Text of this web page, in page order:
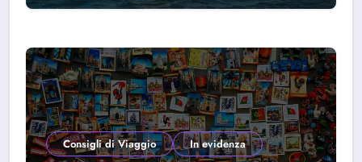
Consigli di Viaggio In evidenza